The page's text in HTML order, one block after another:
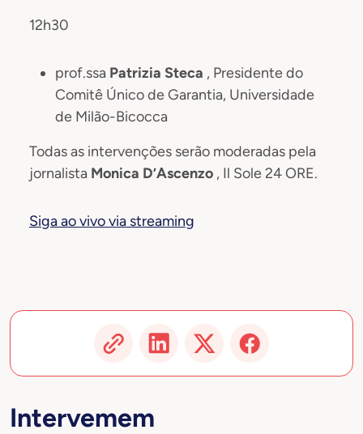
12h30
prof.ssa Patrizia Steca , Presidente do
Comitê Único de Garantia, Universidade
de Milão-Bicocca
Todas as intervenções serão moderadas pela
jornalista Monica D’Ascenzo , Il Sole 24 ORE.
Siga ao vivo via streaming
Intervemem